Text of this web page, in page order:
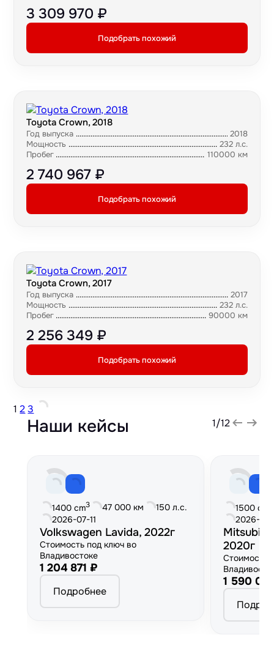
3 309 970 ₽
Подобрать похожий
Toyota Crown, 2018
Год выпуска
2018
Мощность
232 л.с.
Пробег
110000 км
2 740 967 ₽
Подобрать похожий
Toyota Crown, 2017
Год выпуска
2017
Мощность
232 л.с.
Пробег
90000 км
2 256 349 ₽
Подобрать похожий
1 2 3
Наши кейсы 1/12
1400 cm3 47 000 км
150 л.с.
2026-07-11
Volkswagen Lavida, 2022г
Стоимость под ключ во
Владивостоке
1 204 871 ₽
Подробнее
1500 cm
2026-
2020г
Стоимость
1 590